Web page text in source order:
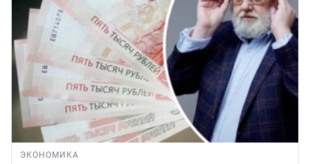
ЭКОНОМИКА